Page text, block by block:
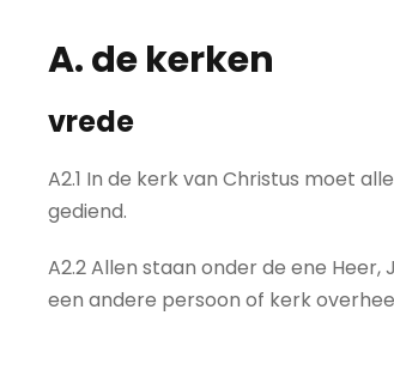
A. de kerken
vrede
A2.1 In de kerk van Christus moet
gediend.
A2.2 Allen staan onder de ene
een andere persoon of kerk